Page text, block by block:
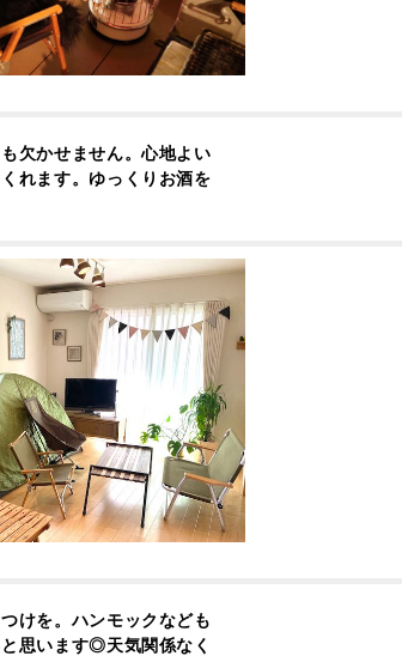
欠かせません。心地よい
れます。ゆっくりお酒を
けを。ハンモックなども
思います◎天気関係なく